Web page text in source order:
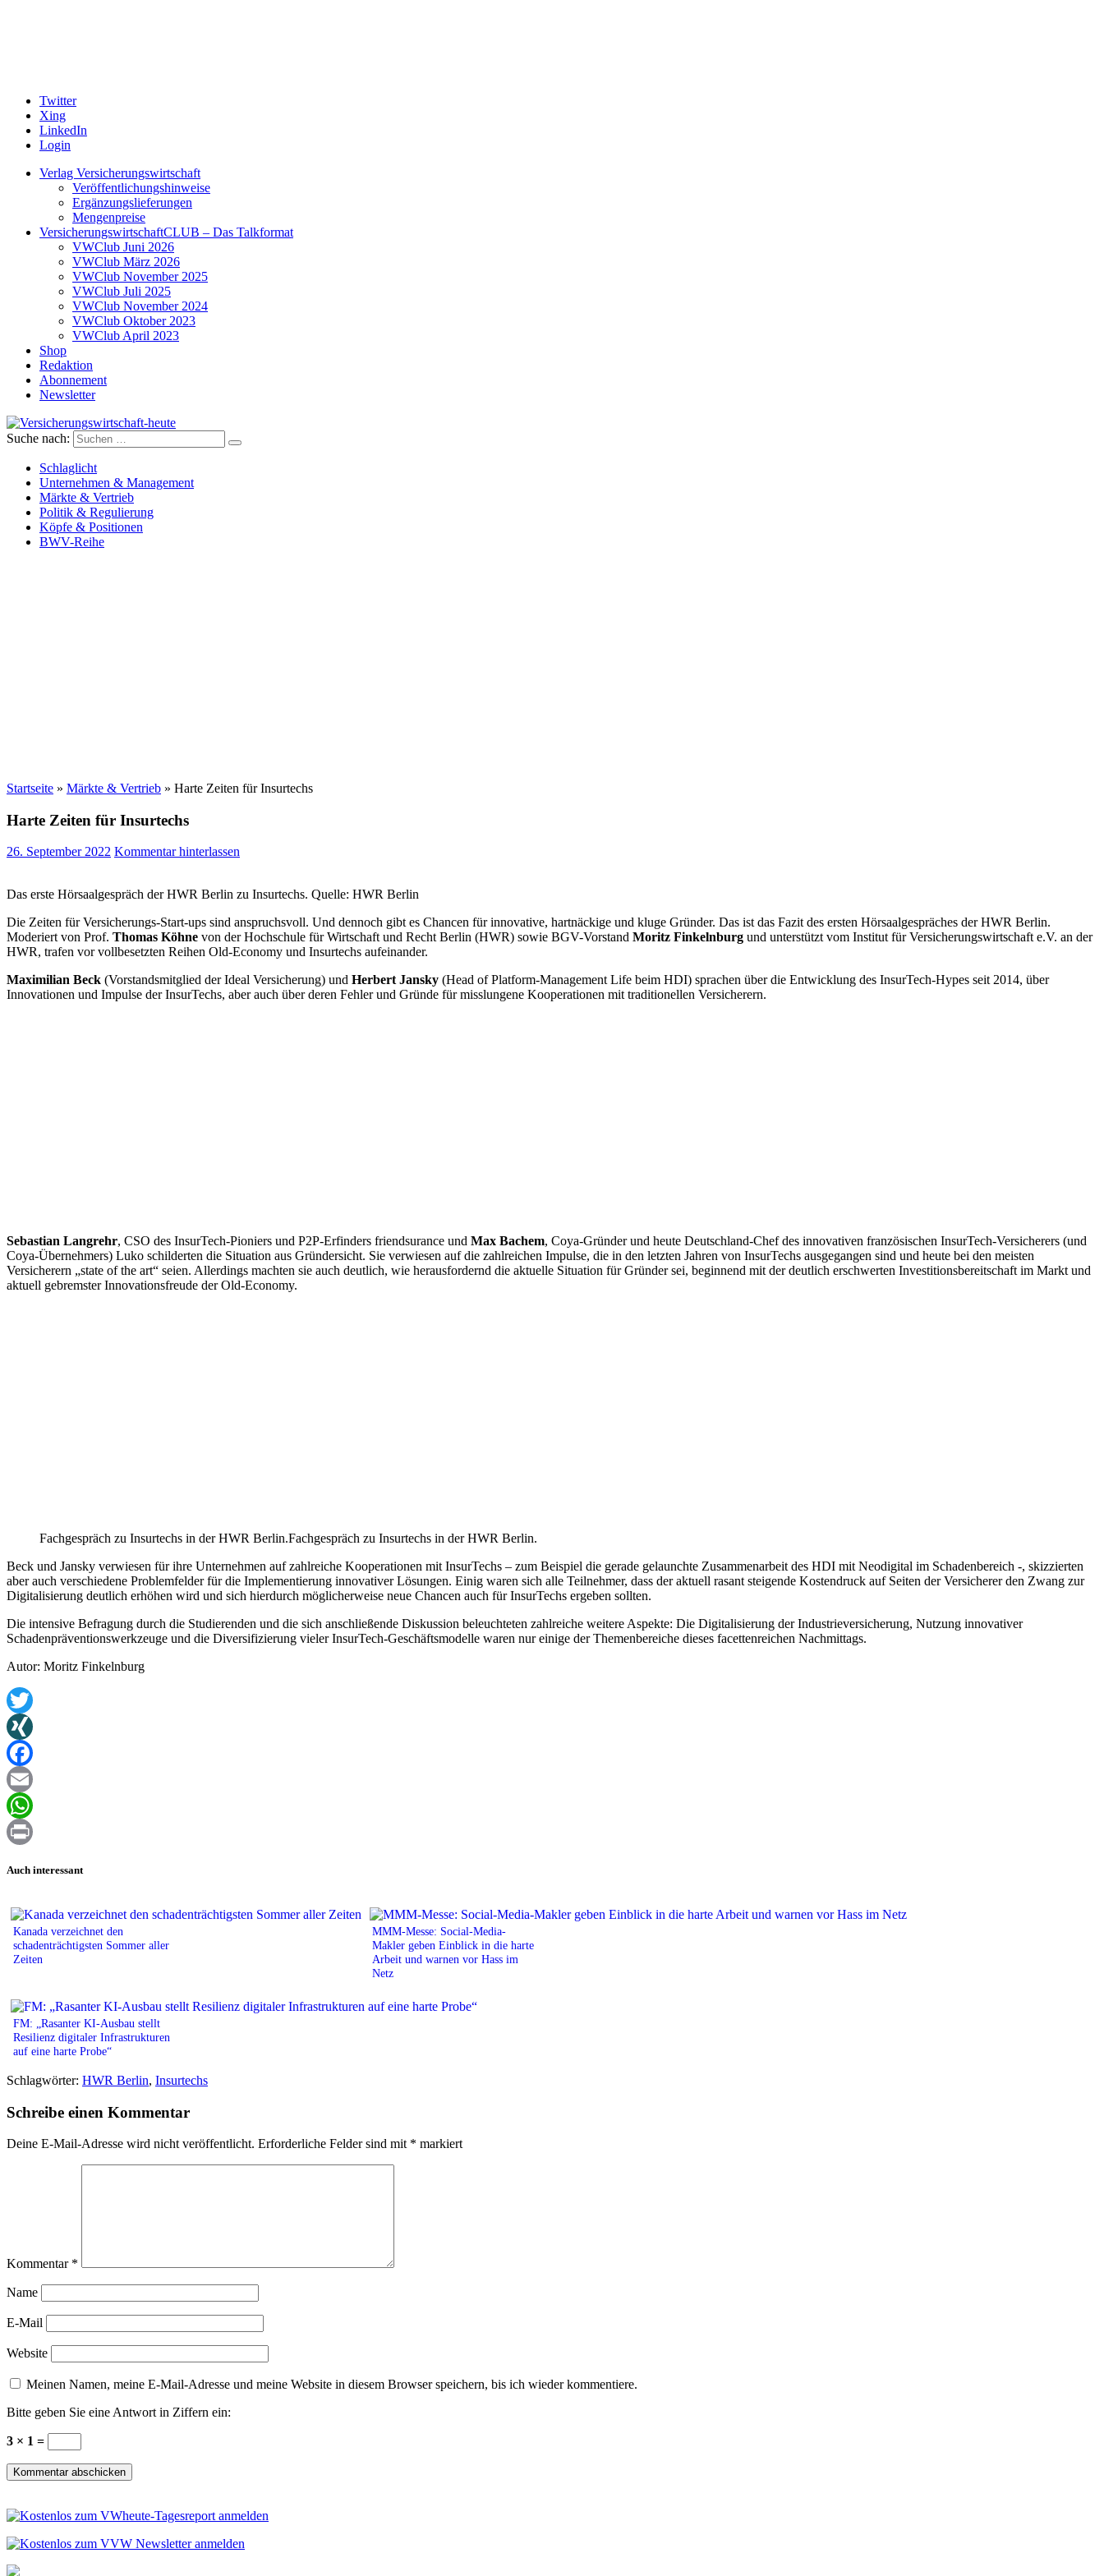
Twitter
Xing
LinkedIn
Login
Verlag Versicherungswirtschaft
Veröffentlichungshinweise
Ergänzungslieferungen
Mengenpreise
VersicherungswirtschaftCLUB – Das Talkformat
VWClub Juni 2026
VWClub März 2026
VWClub November 2025
VWClub Juli 2025
VWClub November 2024
VWClub Oktober 2023
VWClub April 2023
Shop
Redaktion
Abonnement
Newsletter
Versicherungswirtschaft-heute
Suche nach:
Schlaglicht
Unternehmen & Management
Märkte & Vertrieb
Politik & Regulierung
Köpfe & Positionen
BWV-Reihe
Startseite » Märkte & Vertrieb » Harte Zeiten für Insurtechs
Harte Zeiten für Insurtechs
26. September 2022 Kommentar hinterlassen
Das erste Hörsaalgespräch der HWR Berlin zu Insurtechs. Quelle: HWR Berlin
Die Zeiten für Versicherungs-Start-ups sind anspruchsvoll. Und dennoch gibt es Chancen für innovative, hartnäckige und kluge Gründer. Das ist das Fazit des ersten Hörsaalgespräches der HWR Berlin.
Moderiert von Prof. Thomas Köhne von der Hochschule für Wirtschaft und Recht Berlin (HWR) sowie BGV-Vorstand Moritz Finkelnburg und unterstützt vom Institut für Versicherungswirtschaft e.V. an der
HWR, trafen vor vollbesetzten Reihen Old-Economy und Insurtechs aufeinander.
Maximilian Beck (Vorstandsmitglied der Ideal Versicherung) und Herbert Jansky (Head of Platform-Management Life beim HDI) sprachen über die Entwicklung des InsurTech-Hypes seit 2014, über
Innovationen und Impulse der InsurTechs, aber auch über deren Fehler und Gründe für misslungene Kooperationen mit traditionellen Versicherern.
Sebastian Langrehr, CSO des InsurTech-Pioniers und P2P-Erfinders friendsurance und Max Bachem, Coya-Gründer und heute Deutschland-Chef des innovativen französischen InsurTech-Versicherers (und
Coya-Übernehmers) Luko schilderten die Situation aus Gründersicht. Sie verwiesen auf die zahlreichen Impulse, die in den letzten Jahren von InsurTechs ausgegangen sind und heute bei den meisten
Versicherern „state of the art“ seien. Allerdings machten sie auch deutlich, wie herausfordernd die aktuelle Situation für Gründer sei, beginnend mit der deutlich erschwerten Investitionsbereitschaft im Markt und
aktuell gebremster Innovationsfreude der Old-Economy.
Fachgespräch zu Insurtechs in der HWR Berlin.Fachgespräch zu Insurtechs in der HWR Berlin.
Beck und Jansky verwiesen für ihre Unternehmen auf zahlreiche Kooperationen mit InsurTechs – zum Beispiel die gerade gelaunchte Zusammenarbeit des HDI mit Neodigital im Schadenbereich -, skizzierten
aber auch verschiedene Problemfelder für die Implementierung innovativer Lösungen. Einig waren sich alle Teilnehmer, dass der aktuell rasant steigende Kostendruck auf Seiten der Versicherer den Zwang zur
Digitalisierung deutlich erhöhen wird und sich hierdurch möglicherweise neue Chancen auch für InsurTechs ergeben sollten.
Die intensive Befragung durch die Studierenden und die sich anschließende Diskussion beleuchteten zahlreiche weitere Aspekte: Die Digitalisierung der Industrieversicherung, Nutzung innovativer
Schadenpräventionswerkzeuge und die Diversifizierung vieler InsurTech-Geschäftsmodelle waren nur einige der Themenbereiche dieses facettenreichen Nachmittags.
Autor: Moritz Finkelnburg
Twitter
XING
Facebook
Email
WhatsApp
Auch interessant
Kanada verzeichnet den
schadenträchtigsten Sommer aller
Zeiten
MMM-Messe: Social-Media-
Makler geben Einblick in die harte
Arbeit und warnen vor Hass im
Netz
FM: „Rasanter KI-Ausbau stellt
Resilienz digitaler Infrastrukturen
auf eine harte Probe“
Schlagwörter: HWR Berlin, Insurtechs
Schreibe einen Kommentar
Deine E-Mail-Adresse wird nicht veröffentlicht. Erforderliche Felder sind mit * markiert
Kommentar *
Name
E-Mail
Website
Meinen Namen, meine E-Mail-Adresse und meine Website in diesem Browser speichern, bis ich wieder kommentiere.
Bitte geben Sie eine Antwort in Ziffern ein:
3 × 1 =